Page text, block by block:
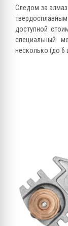
Следом за
доступной
специальный
несколько (до 6